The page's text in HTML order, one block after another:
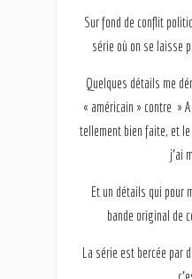
Sur fond de conflit
série où on se laisse
Quelques détails me
« américain » contre »
tellement bien faite, et
j’ai
Et un détails qui pour
bande original de
La série est bercée par